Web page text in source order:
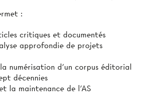
:
critiques et documentés
approfondie de projets
numérisation d’un corpus éditorial
décennies
la maintenance de l’AS